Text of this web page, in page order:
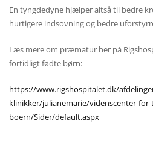
En tyngdedyne hjælper altså til bedre
hurtigere indsovning og bedre
Læs mere om præmatur her på
fortidligt fødte børn:
https://www.rigshospitalet.dk/
klinikker/julianemarie/videnscenter-
boern/Sider/default.aspx